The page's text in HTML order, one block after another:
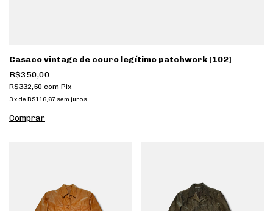
Casaco vintage de couro legítimo patchwork [102]
R$350,00
R$332,50 com Pix
3x de R$116,67 sem juros